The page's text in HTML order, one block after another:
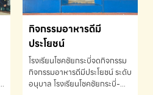
รางวัลรองชนะเลิศอันดับที่ 2
Mental Arithmetic
Competition K2 - ถ้วยรางวัล
รองชนะเลิศอันดับที่ 2 Mental
K2(Grop) โรงเรียนโชคชัยกระบี่-
สอบถามข้อมูลเพิ่มเติม โทร.
075-691910
กิจกรรมอาหารดีมี
ประโยชน์
โรงเรียนโชคชัยกระบี่จดกิจกรรม
กิจกรรมอาหารดีมีประโยชน์ ระดับ
อนุบาล โรงเรียนโชคชัยกระบี่-